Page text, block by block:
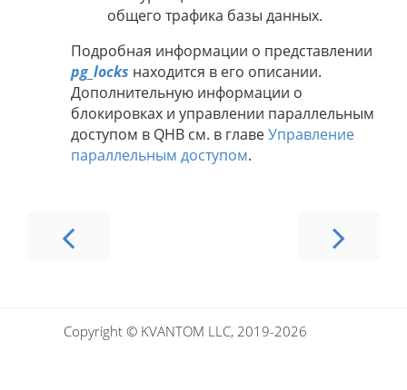
общего трафика базы данных.
Подробная информации о представлении
pg_locks находится в его описании.
Дополнительную информации о
блокировках и управлении параллельным
доступом в QHB см. в главеУправление
параллельным доступом.
Copyright © KVANTOM LLC, 2019-2026